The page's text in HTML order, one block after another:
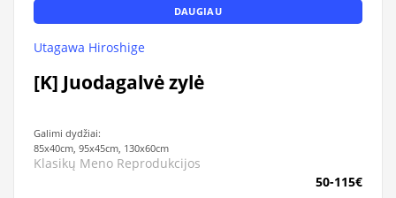
DAUGIAU
Utagawa Hiroshige
[K] Juodagalvė zylė
Galimi dydžiai:
85x40cm, 95x45cm, 130x60cm
Klasikų Meno Reprodukcijos
50-115€